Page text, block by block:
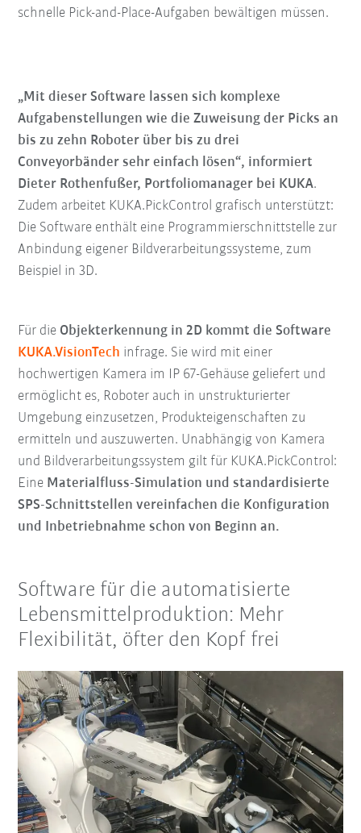
schnelle Pick-and-Place-Aufgaben bewältigen müssen.
„Mit dieser Software lassen sich komplexe
Aufgabenstellungen wie die Zuweisung der Picks an
bis zu zehn Roboter über bis zu drei
Conveyorbänder sehr einfach lösen“, informiert
Dieter Rothenfußer, Portfoliomanager bei KUKA.
Zudem arbeitet KUKA.PickControl grafisch unterstützt:
Die Software enthält eine Programmierschnittstelle zur
Anbindung eigener Bildverarbeitungssysteme, zum
Beispiel in 3D.
Für die Objekterkennung in 2D kommt die Software
KUKA.VisionTech infrage. Sie wird mit einer
hochwertigen Kamera im IP 67-Gehäuse geliefert und
ermöglicht es, Roboter auch in unstrukturierter
Umgebung einzusetzen, Produkteigenschaften zu
ermitteln und auszuwerten. Unabhängig von Kamera
und Bildverarbeitungssystem gilt für KUKA.PickControl:
Eine Materialfluss-Simulation und standardisierte
SPS-Schnittstellen vereinfachen die Konfiguration
und Inbetriebnahme schon von Beginn an.
Software für die automatisierte
Lebensmittelproduktion: Mehr
Flexibilität, öfter den Kopf frei